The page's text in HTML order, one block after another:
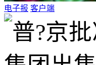
电子报 客户端